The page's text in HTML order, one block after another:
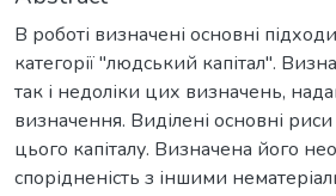
В роботі визначені основні
категорії "людський капітал".
так і недоліки цих визначень,
визначення. Виділені основні
цього капіталу. Визначена його
спорідненість з іншими